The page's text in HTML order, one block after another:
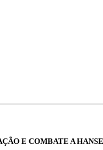
E COMBATE A